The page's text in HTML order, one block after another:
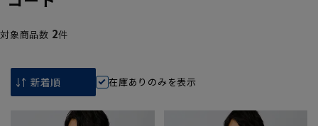
対象商品数 2件
在庫ありのみを表示